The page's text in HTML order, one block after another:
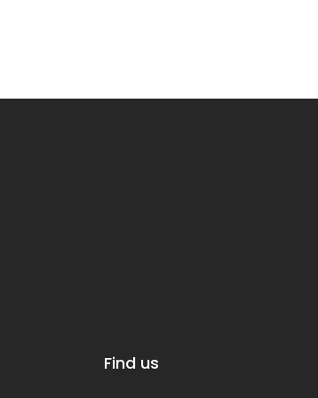
Find us